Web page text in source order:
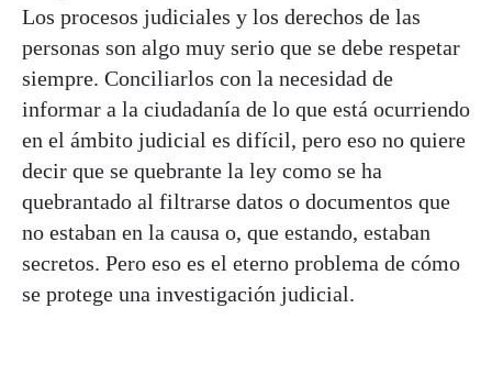
Los procesos judiciales y los derechos de las
personas son algo muy serio que se debe respetar
siempre. Conciliarlos con la necesidad de
informar a la ciudadanía de lo que está ocurriendo
en el ámbito judicial es difícil, pero eso no quiere
decir que se quebrante la ley como se ha
quebrantado al filtrarse datos o documentos que
no estaban en la causa o, que estando, estaban
secretos. Pero eso es el eterno problema de cómo
se protege una investigación judicial.